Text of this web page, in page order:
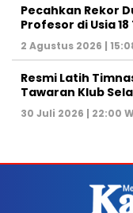
Pecahkan Rekor
Profesor di Usia
2 Agustus 2026 |
Resmi Latih
Tawaran Klub
30 Juli 2026 | 22:00